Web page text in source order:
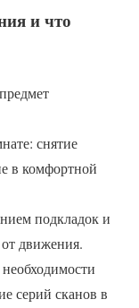
и что
снятие
в комфортной
подкладок и
движения.
серий сканов в